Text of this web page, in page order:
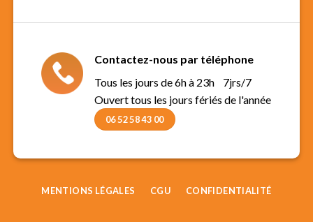
Contactez-nous par téléphone
Tous les jours de 6h à 23h 7jrs/7
Ouvert tous les jours fériés de l'année
06 52 58 43 00
MENTIONS LÉGALES CGU CONFIDENTIALITÉ